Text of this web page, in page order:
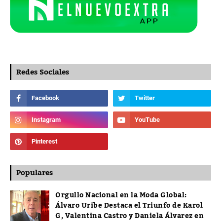
Redes Sociales
Populares
Orgullo Nacional en la Moda Global:
Álvaro Uribe Destaca el Triunfo de Karol
G, Valentina Castro y Daniela Álvarez en